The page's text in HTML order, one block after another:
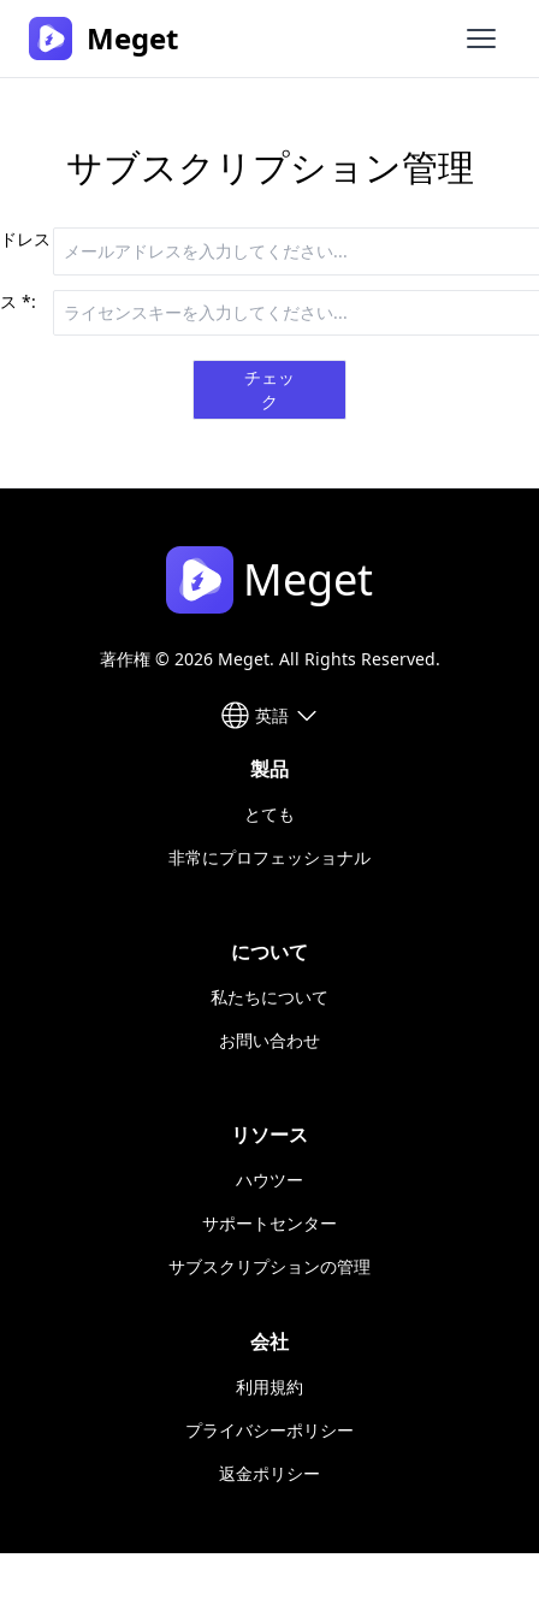
メイ
Meget
サブスクリプション管理
レス
*:
チェッ
ク
Meget
著作権 © 2026 Meget. All Rights Reserved.
英語
製品
とても
非常にプロフェッショナル
について
私たちについて
お問い合わせ
リソース
ハウツー
サポートセンター
サブスクリプションの管理
会社
利用規約
プライバシーポリシー
返金ポリシー